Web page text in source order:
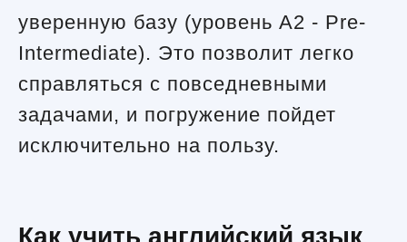
уверенную базу (уровень A2 - Pre-
Intermediate). Это позволит легко
справляться с повседневными
задачами, и погружение пойдет
исключительно на пользу.
Как учить английский язык